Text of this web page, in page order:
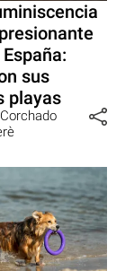
sus
playas